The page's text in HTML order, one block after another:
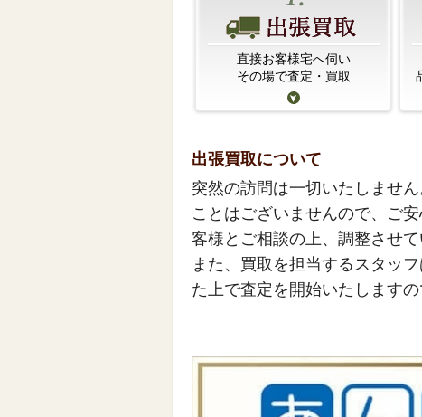
直接お客様宅へ伺い
その場で査定・買取
出張買取について
突然の訪問は一切いたしませ
ことはございませんので、ご
客様とご相談の上、調整させて
また、買取を担当するスタッ
た上で査定を開始いたします